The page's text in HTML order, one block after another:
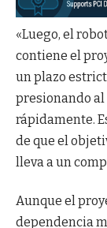
«Luego, el
contiene el
un plazo
presionando al
rápidamente.
de que el
lleva a un
Aunque el
dependencia